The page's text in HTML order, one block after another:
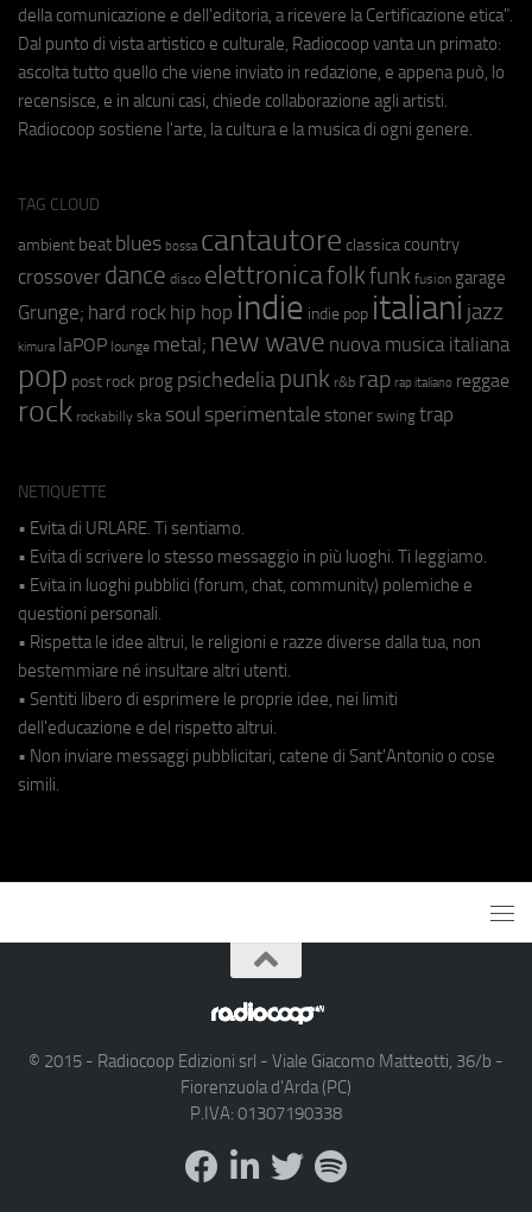
della comunicazione e dell'editoria, a ricevere la Certificazione etica".
Dal punto di vista artistico e culturale, Radiocoop vanta un primato:
ascolta tutto quello che viene inviato in redazione, e appena può, lo
recensisce, e in alcuni casi, chiede collaborazione agli artisti.
Radiocoop sostiene l'arte, la cultura e la musica di ogni genere.
TAG CLOUD
ambient beat blues bossa cantautore classica country
crossover dance disco elettronicafolkfunk fusion garage
Grunge; hard rock hip hop indie indie pop italiani jazz
kimura laPOP lounge metal; new wave nuova musica italiana
pop post rock prog psichedeliapunk r&b rap rap italiano reggae
rock rockabilly ska soul sperimentale stoner swing trap
NETIQUETTE
• Evita di URLARE. Ti sentiamo.
• Evita di scrivere lo stesso messaggio in più luoghi. Ti leggiamo.
• Evita in luoghi pubblici (forum, chat, community) polemiche e
questioni personali.
• Rispetta le idee altrui, le religioni e razze diverse dalla tua, non
bestemmiare né insultare altri utenti.
• Sentiti libero di esprimere le proprie idee, nei limiti
dell'educazione e del rispetto altrui.
• Non inviare messaggi pubblicitari, catene di Sant'Antonio o cose
simili.
© 2015 - Radiocoop Edizioni srl - Viale Giacomo Matteotti, 36/b -
Fiorenzuola d'Arda (PC)
P.IVA: 01307190338